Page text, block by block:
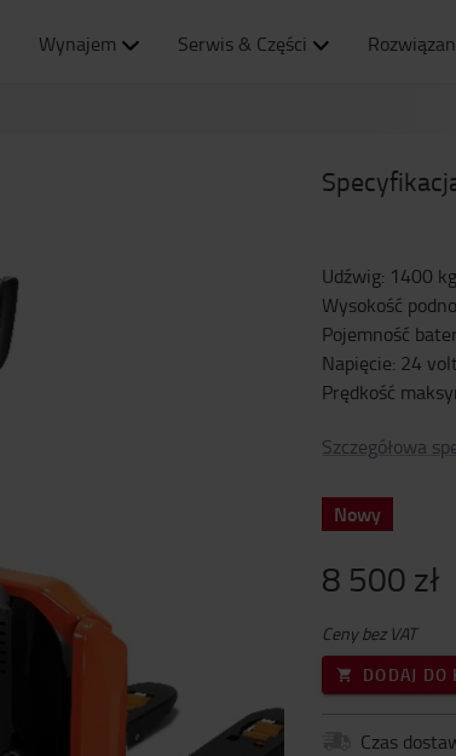
Wynajem Serwis & Części
Udźwig: 1400 kg
Wysokość
Pojemność
Napięcie: 24 volt
Prędkość
Szczegółowa
Nowy
8 500 zł
Ceny bez VAT
DODAJ DO
Czas